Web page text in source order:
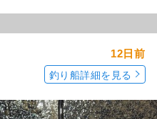
12日前
釣り船詳細を見る